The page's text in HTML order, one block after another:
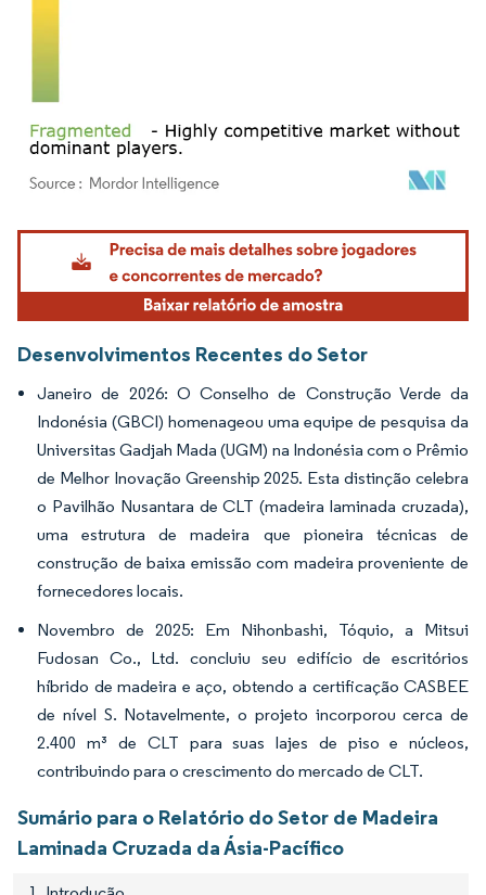
Imagem © Mordor Intelligence. O reuso requer atribuição conforme CC BY 4.0.
Desenvolvimentos Recentes do Setor
Janeiro de 2026: O Conselho de Construção Verde da
Indonésia (GBCI) homenageou uma equipe de pesquisa da
Universitas Gadjah Mada (UGM) na Indonésia com o Prêmio
de Melhor Inovação Greenship 2025. Esta distinção celebra
o Pavilhão Nusantara de CLT (madeira laminada cruzada),
uma estrutura de madeira que pioneira técnicas de
construção de baixa emissão com madeira proveniente de
fornecedores locais.
Novembro de 2025: Em Nihonbashi, Tóquio, a Mitsui
Fudosan Co., Ltd. concluiu seu edifício de escritórios
híbrido de madeira e aço, obtendo a certificação CASBEE
de nível S. Notavelmente, o projeto incorporou cerca de
2.400 m³ de CLT para suas lajes de piso e núcleos,
contribuindo para o crescimento do mercado de CLT.
Sumário para o Relatório do Setor de Madeira
Laminada Cruzada da Ásia-Pacífico